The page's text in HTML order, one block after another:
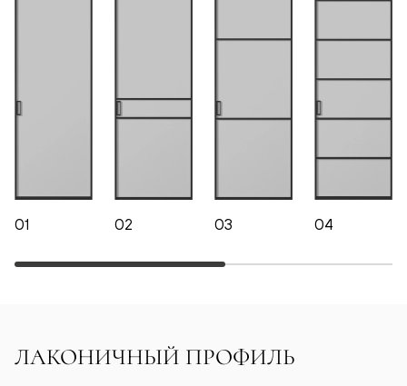
01 02 03 04
ЛАКОНИЧНЫЙ ПРОФИЛЬ